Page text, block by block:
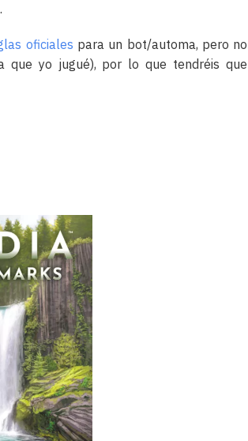
oficiales para un bot/automa, pero no
yo jugué), por lo que tendréis que